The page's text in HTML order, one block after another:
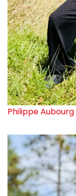
Philippe Aubourg